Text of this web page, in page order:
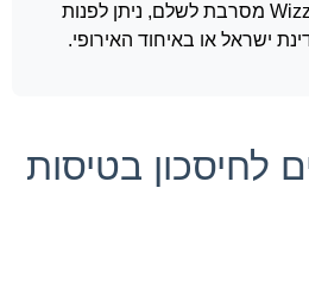
תביעה לחברה. אם Wizz Air מסרבת לשלם, ניתן לפנות
ישראל או באיחוד האירופי.
לחיסכון בטיסות